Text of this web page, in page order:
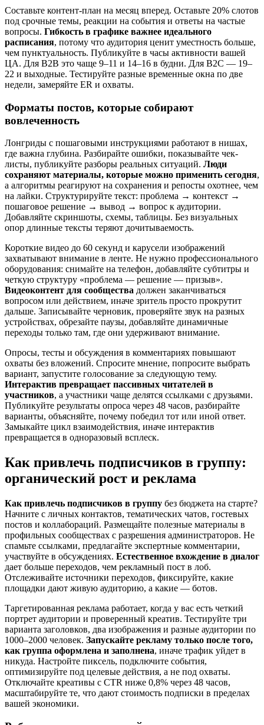
Составьте контент-план на месяц вперед. Оставьте 20% слотов
под срочные темы, реакции на события и ответы на частые
вопросы. Гибкость в графике важнее идеального
расписания, потому что аудитория ценит уместность больше,
чем пунктуальность. Публикуйте в часы активности вашей
ЦА. Для B2B это чаще 9–11 и 14–16 в будни. Для B2C — 19–
22 и выходные. Тестируйте разные временные окна по две
недели, замеряйте ER и охваты.
Форматы постов, которые собирают
вовлеченность
Лонгриды с пошаговыми инструкциями работают в нишах,
где важна глубина. Разбирайте ошибки, показывайте чек-
листы, публикуйте разборы реальных ситуаций. Люди
сохраняют материалы, которые можно применить сегодня,
а алгоритмы реагируют на сохранения и репосты охотнее, чем
на лайки. Структурируйте текст: проблема → контекст →
пошаговое решение → вывод → вопрос к аудитории.
Добавляйте скриншоты, схемы, таблицы. Без визуальных
опор длинные тексты теряют дочитываемость.
Короткие видео до 60 секунд и карусели изображений
захватывают внимание в ленте. Не нужно профессионального
оборудования: снимайте на телефон, добавляйте субтитры и
четкую структуру «проблема — решение — призыв».
Видеоконтент для сообщества должен заканчиваться
вопросом или действием, иначе зритель просто прокрутит
дальше. Записывайте черновик, проверяйте звук на разных
устройствах, обрезайте паузы, добавляйте динамичные
переходы только там, где они удерживают внимание.
Опросы, тесты и обсуждения в комментариях повышают
охваты без вложений. Спросите мнение, попросите выбрать
вариант, запустите голосование за следующую тему.
Интерактив превращает пассивных читателей в
участников, а участники чаще делятся ссылками с друзьями.
Публикуйте результаты опроса через 48 часов, разбирайте
варианты, объясняйте, почему победил тот или иной ответ.
Замыкайте цикл взаимодействия, иначе интерактив
превращается в одноразовый всплеск.
Как привлечь подписчиков в группу:
органический рост и реклама
Как привлечь подписчиков в группу без бюджета на старте?
Начните с личных контактов, тематических чатов, гостевых
постов и коллабораций. Размещайте полезные материалы в
профильных сообществах с разрешения администраторов. Не
спамьте ссылками, предлагайте экспертные комментарии,
участвуйте в обсуждениях. Естественное вхождение в диалог
дает больше переходов, чем рекламный пост в лоб.
Отслеживайте источники переходов, фиксируйте, какие
площадки дают живую аудиторию, а какие — ботов.
Таргетированная реклама работает, когда у вас есть четкий
портрет аудитории и проверенный креатив. Тестируйте три
варианта заголовков, два изображения и разные аудитории по
1000–2000 человек. Запускайте рекламу только после того,
как группа оформлена и заполнена, иначе трафик уйдет в
никуда. Настройте пиксель, подключите события,
оптимизируйте под целевые действия, а не под охваты.
Отключайте креативы с CTR ниже 0,8% через 48 часов,
масштабируйте те, что дают стоимость подписки в пределах
вашей экономики.